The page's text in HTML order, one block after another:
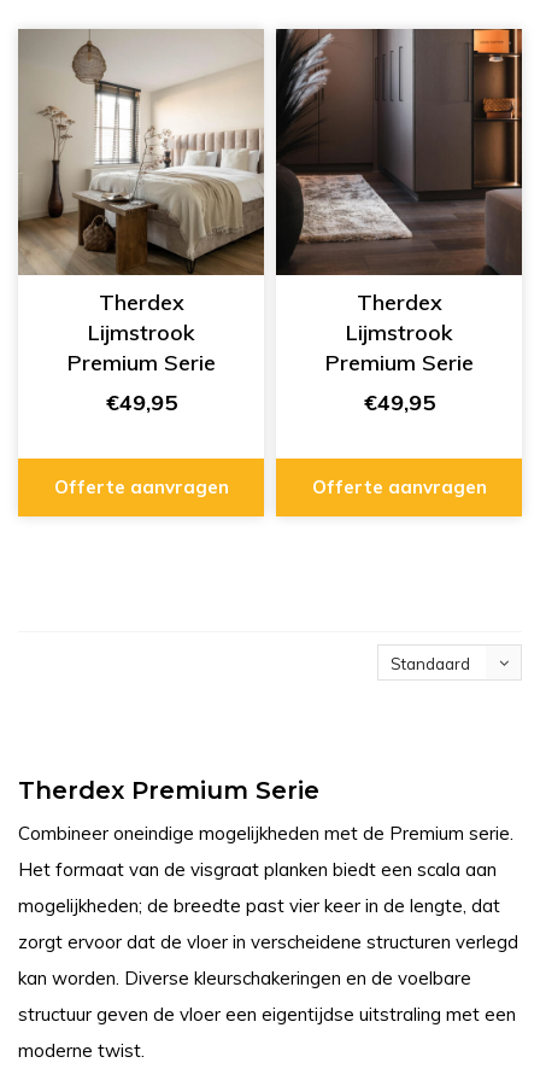
Therdex
Lijmstrook
Premium Serie
70050
€49,95
Offerte aanvragen
Therdex
Lijmstrook
Premium Serie
70060
€49,95
Offerte aanvragen
Standaard
Therdex Premium Serie
Combineer oneindige mogelijkheden met de Premium serie.
Het formaat van de visgraat planken biedt een scala aan
mogelijkheden; de breedte past vier keer in de lengte, dat
zorgt ervoor dat de vloer in verscheidene structuren verlegd
kan worden. Diverse kleurschakeringen en de voelbare
structuur geven de vloer een eigentijdse uitstraling met een
moderne twist.